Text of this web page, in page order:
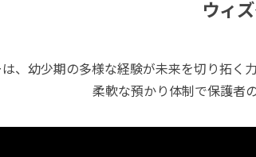
ウィ
、幼少期の多様な経験が未来を切り拓く
柔軟な預かり体制で保護者